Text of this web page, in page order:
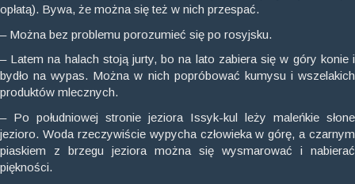
opłatą). Bywa, że można się też w nich przespać.
– Można bez problemu porozumieć się po rosyjsku.
– Latem na halach stoją jurty, bo na lato zabiera się w góry konie i
bydło na wypas. Można w nich popróbować kumysu i wszelakich
produktów mlecznych.
– Po południowej stronie jeziora Issyk-kul leży maleńkie słone
jezioro. Woda rzeczywiście wypycha człowieka w górę, a czarnym
piaskiem z brzegu jeziora można się wysmarować i nabierać
piękności.